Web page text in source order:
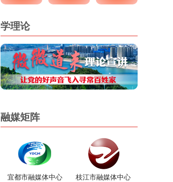
学理论
融媒矩阵
宜都市融媒体中心 枝江市融媒体中心